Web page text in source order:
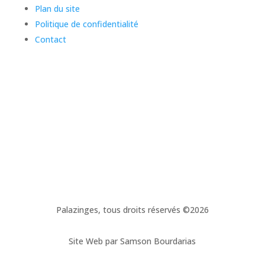
Plan du site
Politique de confidentialité
Contact
Palazinges, tous droits réservés ©2026
Site Web par Samson Bourdarias